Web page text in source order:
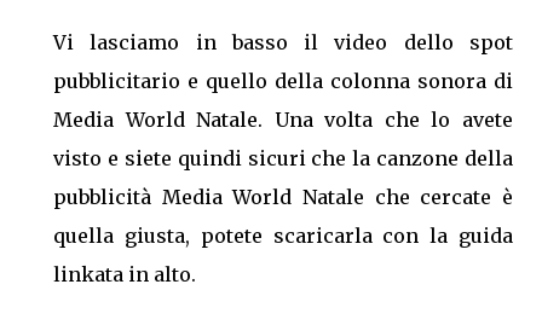
Vi lasciamo in basso il video dello spot
pubblicitario e quello della colonna sonora di
Media World Natale. Una volta che lo avete
visto e siete quindi sicuri che la canzone della
pubblicità Media World Natale che cercate è
quella giusta, potete scaricarla con la guida
linkata in alto.